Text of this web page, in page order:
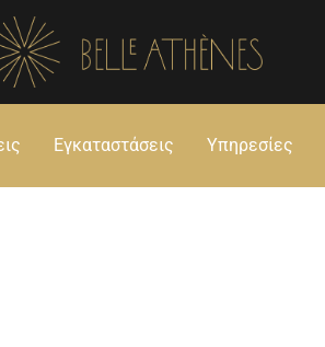
Εγκαταστάσεις Υπηρεσίες